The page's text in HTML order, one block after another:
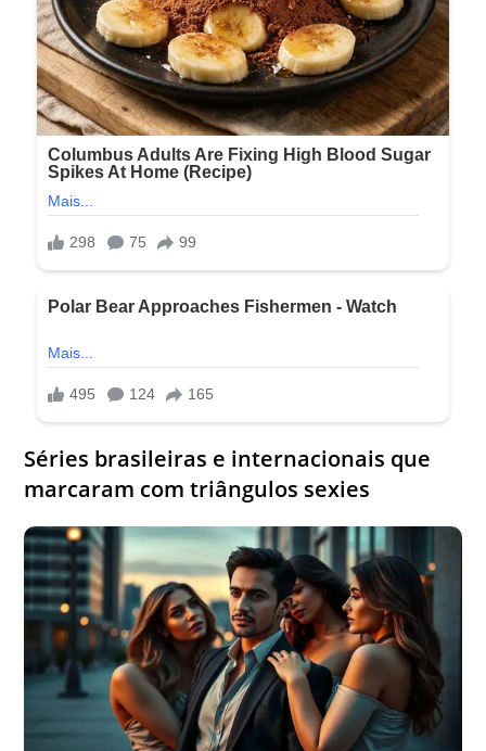
Séries brasileiras e internacionais que
marcaram com triângulos sexies